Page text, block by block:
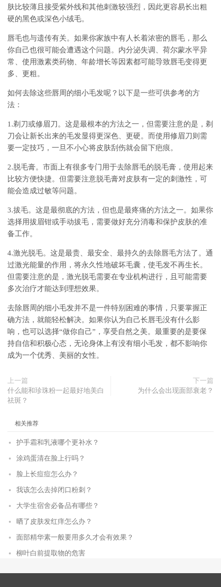
肤比较薄且接受紫外线和其他刺激较强烈，因此更容易长出粗
硬的黑色或深色小绒毛。
唇毛也与遗传有关。如果你家族中有人长着浓密的唇毛，那么
你自己也很可能会遭遇这个问题。内分泌失调、荷尔蒙水平异
常、使用激素类药物、年龄增长等因素都可能导致唇毛变得更
多、更粗。
如何去除这些唇周的细小毛发呢？以下是一些可供参考的方
法：
1.剃刀或修眉刀。这是最根本的方法之一，但需要注意的是，剃
刀会让新长出来的毛发显得更深色、更硬。而使用修眉刀则需
要一定技巧，一旦不小心将皮肤刮伤就会留下疤痕。
2.脱毛膏。市面上有很多专门用于去除唇毛的脱毛膏，使用起来
比较方便快捷。但需要注意脱毛膏对皮肤有一定的刺激性，可
能会造成过敏等问题。
3.拔毛。这是最彻底的方法，但也是最疼痛的方法之一。如果你
选择用拔眉钳或手动拔毛，需要做好充分消毒和保护皮肤的准
备工作。
4.激光脱毛。这是最贵、最安全、最持久的去除唇毛方法了。通
过激光能量的作用，将永久性地破坏毛囊，使毛发不再生长。
但需要注意的是，激光脱毛需要在专业机构进行，且可能需要
多次治疗才能达到理想效果。
去除唇周的细小毛发并不是一件特别困难的事情，只要掌握正
确方法，就能轻松解决。如果你认为自己长唇毛没有什么影
响，也可以选择“做你自己”，享受自然之美。最重要的是要保
持自信和积极心态，无论身体上有没有细小毛发，都不影响你
成为一个优秀、美丽的女性。
上一篇
什么能和珍珠粉一起最好地美白
祛斑？
下一篇
为什么会出现面部衰老？
相关推荐
护手霜和乳液哪个更补水？
涂鸡蛋清在脸上行吗？
脸上长痘痘怎么办？
我该怎么去掉闭口粉刺？
大学生宿舍必备品有哪些？
晒了皮肤发红痒怎么办？
面部精华素一般要用多久才会有效果？
柳叶白前提取物的危害